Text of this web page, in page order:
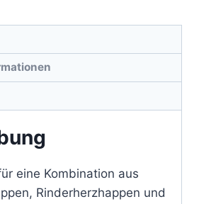
eine Kombination aus
Rinderherzhappen und